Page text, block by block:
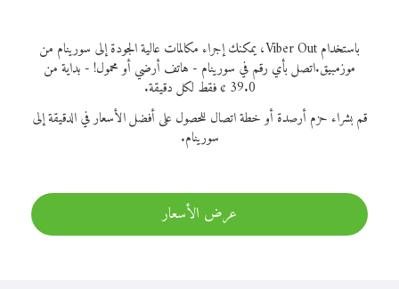
باستخدام Viber Out، يمكنك إجراء مكالمات عالية الجودة إلى سورينام من
موزمبيق.اتصل بأي رقم في سورينام - هاتف أرضي أو محمول! - بداية من
39.0 ¢ فقط لكل دقيقة.
قم بشراء حزم أرصدة أو خطة اتصال للحصول على أفضل الأسعار في الدقيقة إلى
سورينام.
عرض الأسعار